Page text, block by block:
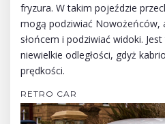
fryzura. W takim pojeździe
mogą podziwiać Nowożeńców,
słońcem i podziwiać widoki.
niewielkie odległości, gdyż
prędkości.
RETRO CAR